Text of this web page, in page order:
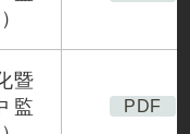
暨
監
PDF